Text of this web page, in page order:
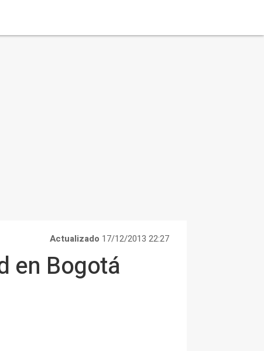
Actualizado 17/12/2013 22:27
en Bogotá